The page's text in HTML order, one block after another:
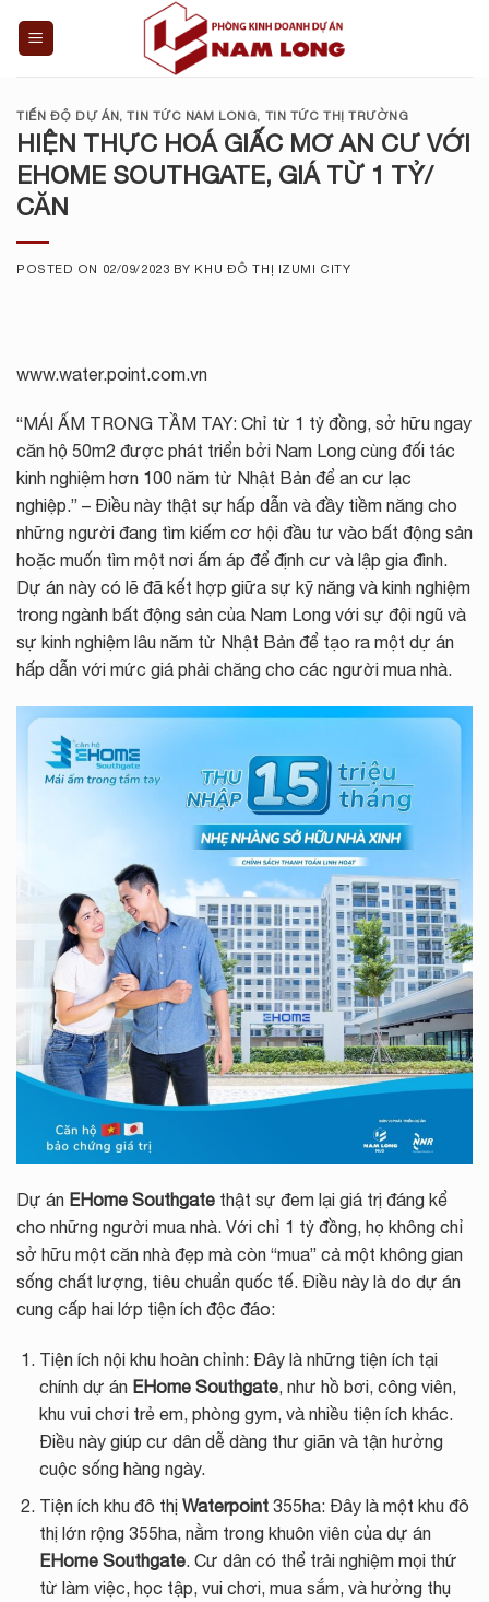
TIẾN ĐỘ DỰ ÁN,TIN TỨC NAM LONG, TIN TỨC THỊ TRƯỜNG
HIỆN THỰC HOÁ GIẤC MƠ AN CƯ VỚI
EHOME SOUTHGATE, GIÁ TỪ 1 TỶ/
CĂN
POSTED ON 02/09/2023 BY KHU ĐÔ THỊ IZUMI CITY
www.water.point.com.vn
“MÁI ẤM TRONG TẦM TAY: Chỉ từ 1 tỷ đồng, sở hữu ngay
căn hộ 50m2 được phát triển bởi Nam Long cùng đối tác
kinh nghiệm hơn 100 năm từ Nhật Bản để an cư lạc
nghiệp.” – Điều này thật sự hấp dẫn và đầy tiềm năng cho
những người đang tìm kiếm cơ hội đầu tư vào bất động sản
hoặc muốn tìm một nơi ấm áp để định cư và lập gia đình.
Dự án này có lẽ đã kết hợp giữa sự kỹ năng và kinh nghiệm
trong ngành bất động sản của Nam Long với sự đội ngũ và
sự kinh nghiệm lâu năm từ Nhật Bản để tạo ra một dự án
hấp dẫn với mức giá phải chăng cho các người mua nhà.
Dự án EHome Southgate thật sự đem lại giá trị đáng kể
cho những người mua nhà. Với chỉ 1 tỷ đồng, họ không chỉ
sở hữu một căn nhà đẹp mà còn “mua” cả một không gian
sống chất lượng, tiêu chuẩn quốc tế. Điều này là do dự án
cung cấp hai lớp tiện ích độc đáo:
Tiện ích nội khu hoàn chỉnh: Đây là những tiện ích tại
chính dự án EHome Southgate, như hồ bơi, công viên,
khu vui chơi trẻ em, phòng gym, và nhiều tiện ích khác.
Điều này giúp cư dân dễ dàng thư giãn và tận hưởng
cuộc sống hàng ngày.
Tiện ích khu đô thị Waterpoint355ha: Đây là một khu đô
thị lớn rộng 355ha, nằm trong khuôn viên của dự án
EHome Southgate. Cư dân có thể trải nghiệm mọi thứ
từ làm việc, học tập, vui chơi, mua sắm, và hưởng thụ